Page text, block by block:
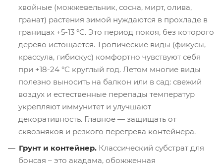
хвойные (можжевельник, сосна, мирт, олива,
гранат) растения зимой нуждаются в прохладе в
границах +5-13 °C. Это период покоя, без которого
дерево истощается. Тропические виды (фикусы,
крассула, гибискус) комфортно чувствуют себя
при +18-24 °C круглый год. Летом многие виды
полезно выносить на балкон или в сад: свежий
воздух и естественные перепады температур
укрепляют иммунитет и улучшают
декоративность. Главное — защищать от
сквозняков и резкого перегрева контейнера.
Грунт и контейнер. Классический субстрат для
бонсая – это акадама, обожженная